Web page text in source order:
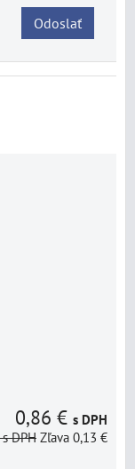
Odoslať
0,86 € s DPH
s DPH Zľava 0,13 €